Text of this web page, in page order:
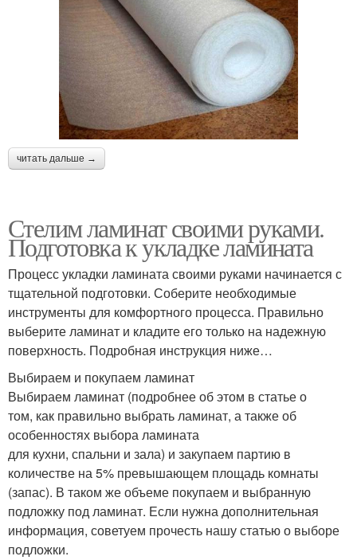
читать дальше →
Стелим ламинат своими руками.
Подготовка к укладке ламината
Процесс укладки ламината своими руками начинается с
тщательной подготовки. Соберите необходимые
инструменты для комфортного процесса. Правильно
выберите ламинат и кладите его только на надежную
поверхность. Подробная инструкция ниже…
Выбираем и покупаем ламинат
Выбираем ламинат (подробнее об этом в статье о
том, как правильно выбрать ламинат, а также об
особенностях выбора ламината
для кухни, спальни и зала) и закупаем партию в
количестве на 5% превышающем площадь комнаты
(запас). В таком же объеме покупаем и выбранную
подложку под ламинат. Если нужна дополнительная
информация, советуем прочесть нашу статью о выборе
подложки.